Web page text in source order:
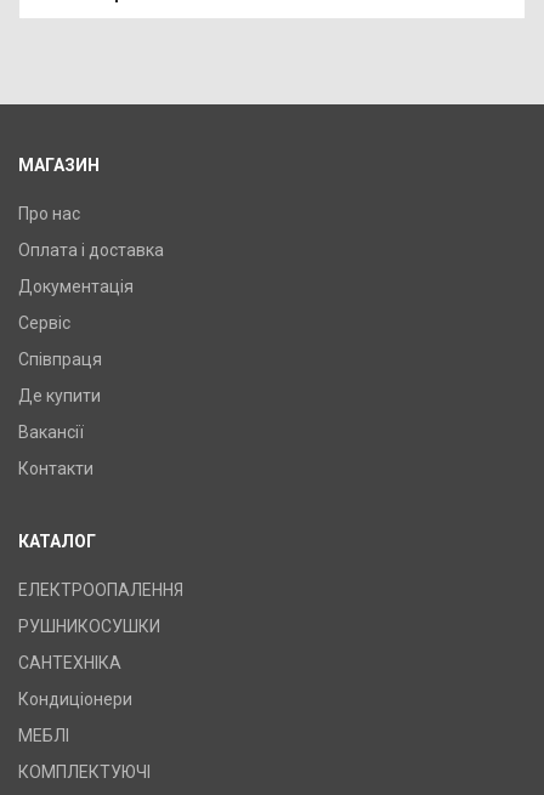
МАГАЗИН
Про нас
Оплата і доставка
Документація
Сервіс
Співпраця
Де купити
Вакансії
Контакти
КАТАЛОГ
ЕЛЕКТРООПАЛЕННЯ
РУШНИКОСУШКИ
САНТЕХНІКА
Кондиціонери
МЕБЛІ
КОМПЛЕКТУЮЧІ